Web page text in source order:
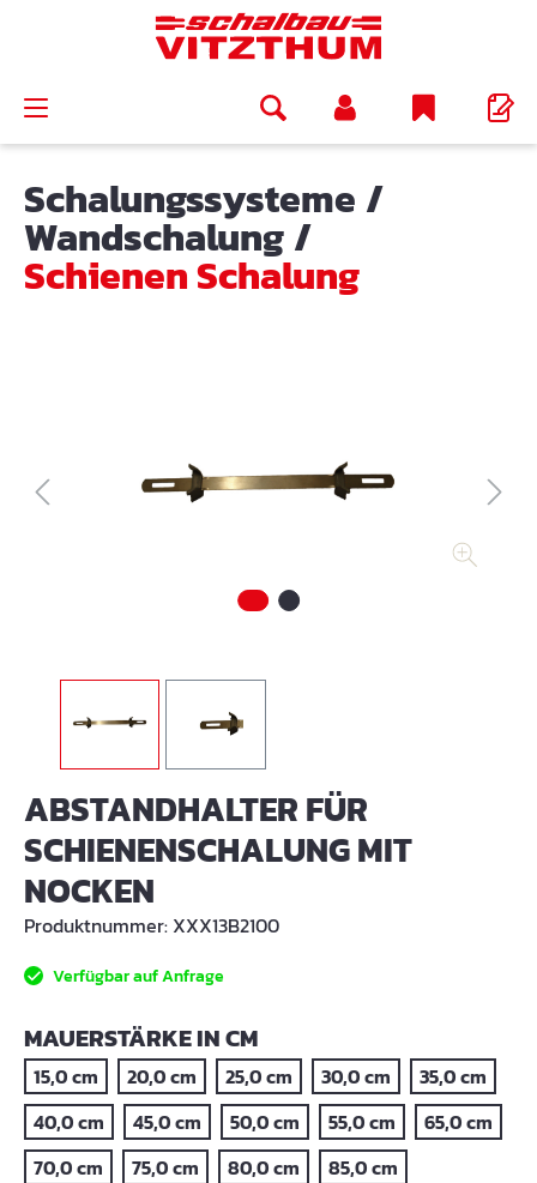
Schalungssysteme /
Wandschalung/
Schienen Schalung
ABSTANDHALTER FÜR
SCHIENENSCHALUNG MIT
NOCKEN
Produktnummer: XXX13B2100
Verfügbar auf Anfrage
MAUERSTÄRKE IN CMAUSWÄHLEN
15,0 cm 20,0 cm 25,0 cm 30,0 cm
35,0 cm
40,0 cm
45,0 cm 50,0 cm 55,0 cm
65,0 cm
70,0 cm
75,0 cm 80,0 cm
85,0 cm